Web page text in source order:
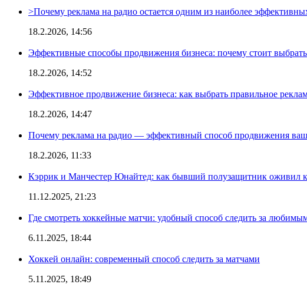
>Почему реклама на радио остается одним из наиболее
18.2.2026, 14:56
Эффективные способы продвижения бизнеса: почему стоит
18.2.2026, 14:52
Эффективное продвижение бизнеса: как выбрать правильное
18.2.2026, 14:47
Почему реклама на радио — эффективный способ продвижения
18.2.2026, 11:33
Кэррик и Манчестер Юнайтед: как бывший полузащитник оживил
11.12.2025, 21:23
Где смотреть хоккейные матчи: удобный способ следить за
6.11.2025, 18:44
Хоккей онлайн: современный способ следить за матчами
5.11.2025, 18:49